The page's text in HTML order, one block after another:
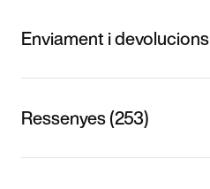
Enviament i devolucions
Ressenyes (253)